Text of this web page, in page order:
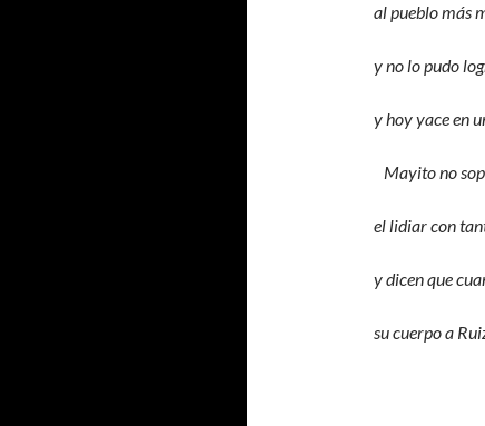
al pueblo más
y no lo pudo
y hoy yace en
Mayito no
el lidiar con
y dicen que
su cuerpo a